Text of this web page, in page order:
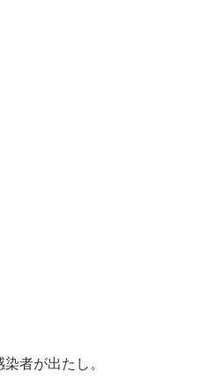
者が出たし。